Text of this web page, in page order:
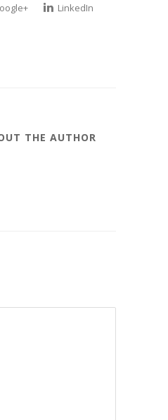
LinkedIn
THE AUTHOR